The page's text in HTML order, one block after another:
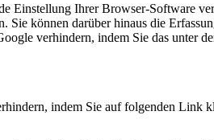
Einstellung Ihrer Browser-Software
können darüber hinaus die
verhindern, indem Sie das unter
indem Sie auf folgenden